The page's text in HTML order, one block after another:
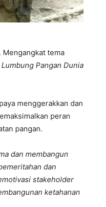
tema
Pangan Dunia
menggerakkan dan
peran
pangan.
dan membangun
dan
stakeholder
ketahanan